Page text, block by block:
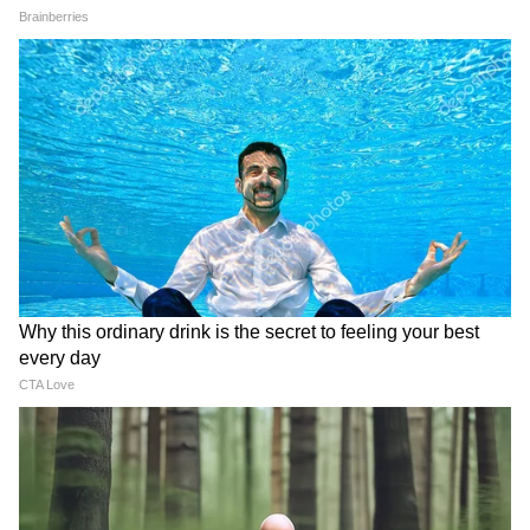
আজাদি স্লোগান তুললে একটাও মার বাইরে
পরবে না, Gen Zকে সতর্ক শমীকের
Chinsurah | বিধায়কের এক ধমকেই কেমন
'মিনমিন' করছে ঠিকাদার, মুহূর্তে বদলে গেল
ছবি!